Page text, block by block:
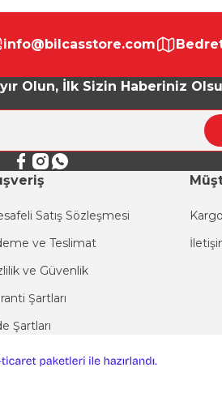
Gönder
info@bilcasstore.com
Olun, İlk Sizin Haberiniz
Satış Sözleşmesi
ve Teslimat
ve Güvenlik
Şartları
Şartları
e-